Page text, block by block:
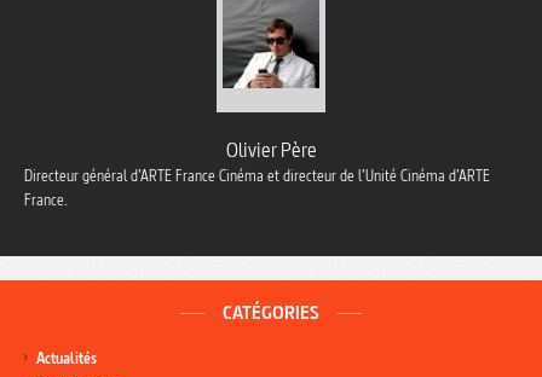
Olivier Père
Directeur général d’ARTE France Cinéma et directeur de l’Unité Cinéma d’ARTE
France.
CATÉGORIES
Actualités